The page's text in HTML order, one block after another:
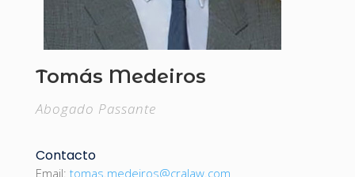
Tomás Medeiros
Abogado Passante
Contacto
Email: tomas.medeiros@cralaw.com